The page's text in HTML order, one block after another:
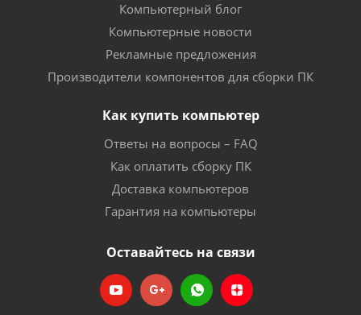
Компьютерный блог
Компьютерные новости
Рекламные предложения
Производители компонентов для сборки ПК
Как купить компьютер
Ответы на вопросы – FAQ
Как оплатить сборку ПК
Доставка компьютеров
Гарантия на компьютеры
Оставайтесь на связи